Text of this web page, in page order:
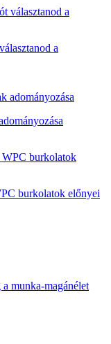
a
burkolatok előnyei
munka-magánélet